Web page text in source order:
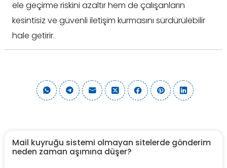
ele geçirme riskini azaltır hem de çalışanların
kesintisiz ve güvenli iletişim kurmasını sürdürülebilir
hale getirir.
Mail kuyruğu sistemi olmayan sitelerde gönderim
neden zaman aşımına düşer?